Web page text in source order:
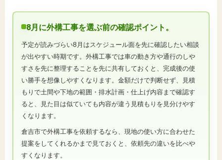
8月に外構工事を選ぶ前の確認ポイント。
予定が読みづらい8月はスケジュール面を先に確認したい相談
が出やすい時期です。外構工事では車の動き方や通行のしや
すさを先に整理することを先に共有しておくと、完成後の使
い勝手を想像しやすくなります。金額だけで判断せず、見積
もりで土間や下地の範囲・排水計画・仕上げ内容まで確認す
ると、見た目は似ていても内容が違う見積もりを見分けやす
くなります。
倉吉市で外構工事を依頼するなら、現地の使い方に合わせた
提案をしてくれるかまで見ておくと、依頼先の違いを比べや
すくなります。